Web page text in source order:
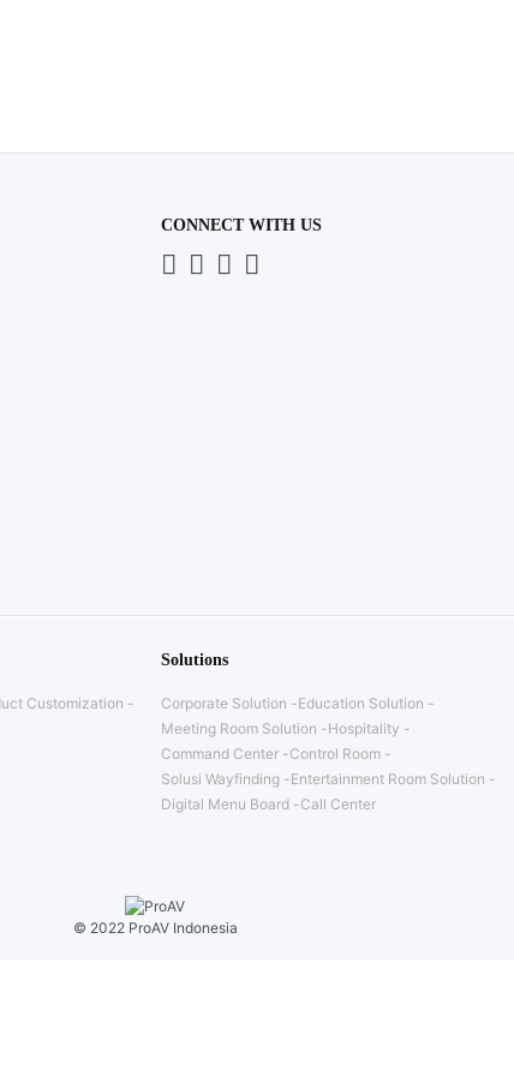
CONNECT WITH US
Customization
Solutions
Corporate Solution
Education Solution
Meeting Room Solution
Hospitality
Command Center
Control Room
Solusi Wayfinding
Entertainment Room Solution
Digital Menu Board
Call Center
© 2022 ProAV Indonesia